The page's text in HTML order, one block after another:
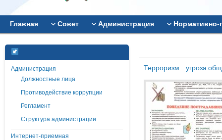
Главная Совет Администрация
Администрация
Должностные лица
Противодействие коррупции
Регламент
Структура администрации
Интернет-приемная
Терроризм – угроза